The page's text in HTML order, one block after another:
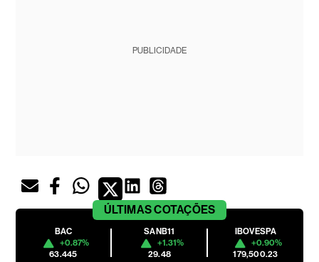
PUBLICIDADE
ÚLTIMASCOTAÇÕES
BAC
+0.87%
63.445
SANB11
+1.31%
29.48
IBOVESPA
+0.90%
179,500.23